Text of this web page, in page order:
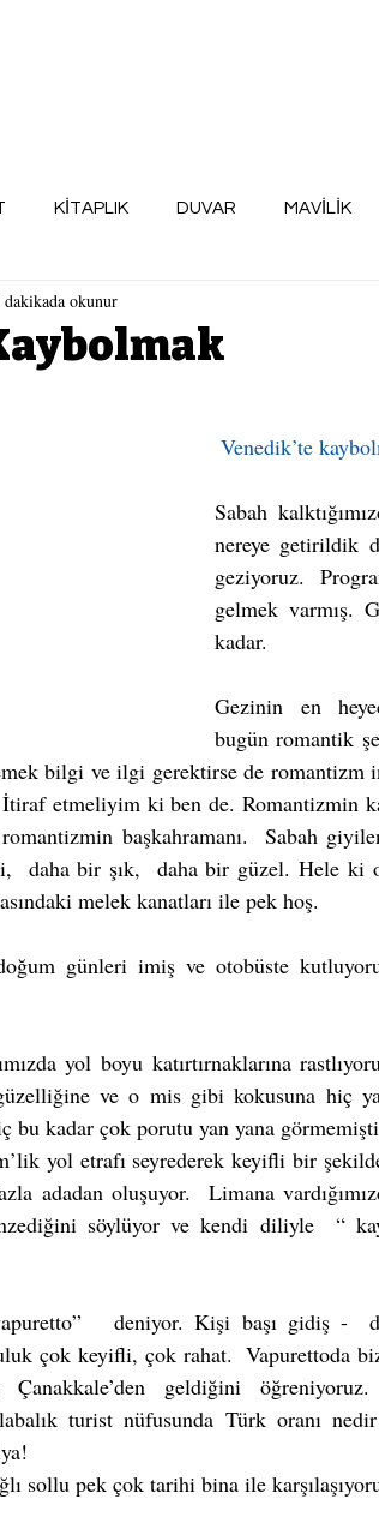
KİTAPLIK DUVAR MAVİLİK
dakikada okunur
Venedik’te
Sabah
nereye getirildik
geziyoruz.
gelmek varmış.
kadar.
Gezinin en
bugün romantik
bilgi ve ilgi gerektirse de romantizm
etmeliyim ki ben de. Romantizmin
başkahramanı.  Sabah
daha bir şık,  daha bir güzel. Hele ki
melek kanatları ile pek hoş.
günleri imiş ve otobüste
yol boyu katırtırnaklarına
ve o mis gibi kokusuna hiç
bu kadar çok porutu yan yana
yol etrafı seyrederek keyifli bir
adadan oluşuyor.  Limana
söylüyor ve kendi diliyle  “
çok keyifli, çok rahat.  Vapurettoda
geldiğini
turist nüfusunda Türk oranı
sollu pek çok tarihi bina ile